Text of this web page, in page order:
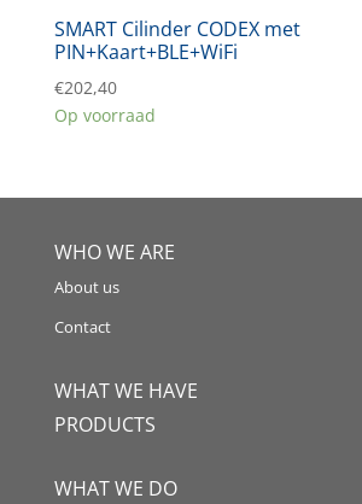
SMART Cilinder CODEX met
PIN+Kaart+BLE+WiFi
€202,40
Op voorraad
WHO WE ARE
About us
Contact
WHAT WE HAVE
PRODUCTS
WHAT WE DO